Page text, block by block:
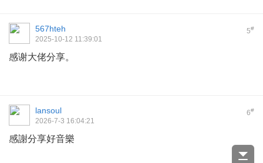
5#
567hteh
2025-10-12 11:39:01
感谢大佬分享。
6#
lansoul
2026-7-3 16:04:21
感謝分享好音樂